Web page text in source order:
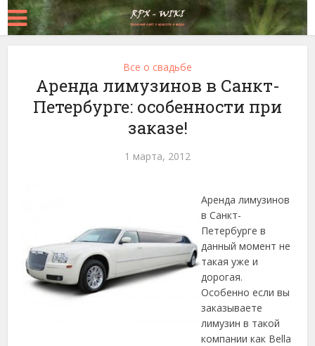
Все о свадьбе
Аренда лимузинов в Санкт-
Петербурге: особенности при
заказе!
1 марта, 2012
Аренда лимузинов
в Санкт-
Петербурге в
данный момент не
такая уже и
дорогая.
Особенно если вы
заказываете
лимузин в такой
компании как Bella